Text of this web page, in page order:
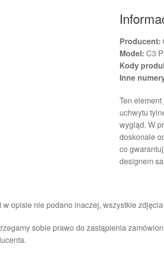
Producent:
Model: C3
Kody
Inne
Ten
uchwytu
wygląd. W
doskonale
co
designem
w opisie nie podano inaczej, wszystkie
sobie prawo do zastąpienia